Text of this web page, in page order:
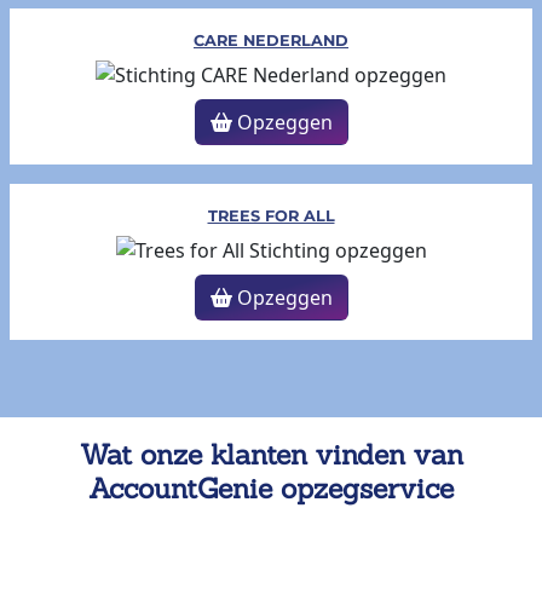
CARE NEDERLAND
Opzeggen
TREES FOR ALL
Opzeggen
Wat onze klanten vinden van
AccountGenie opzegservice